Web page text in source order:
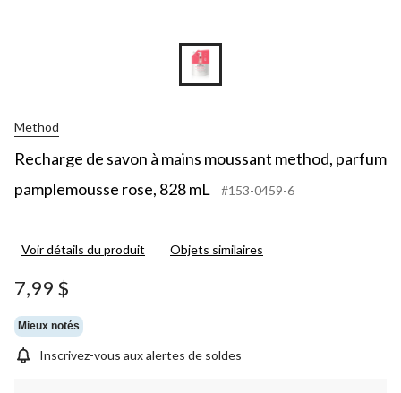
Method
Recharge de savon à mains moussant method, parfum
pamplemousse rose, 828 mL
#153-0459-6
Voir détails du produit Objets similaires
7,99 $
Mieux notés
Inscrivez-vous aux alertes de soldes